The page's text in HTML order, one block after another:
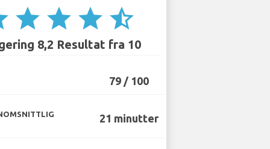
star star star star_half
8,2 Resultat fra 10
79 / 100
21 minutter